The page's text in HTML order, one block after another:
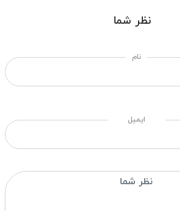
نظر شما
نام
ایمیل